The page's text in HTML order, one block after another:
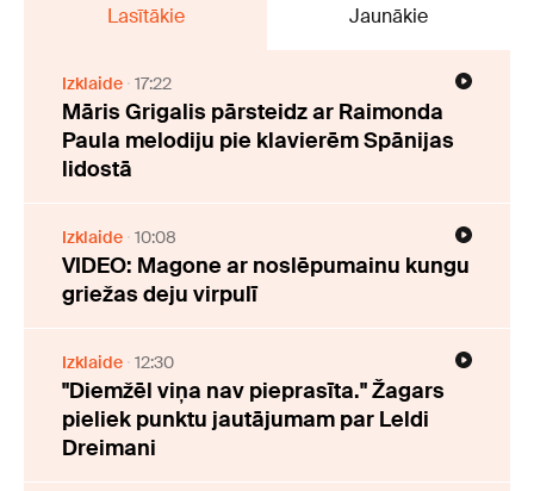
Lasītākie Jaunākie
Izklaide 17:22
Māris Grigalis pārsteidz ar Raimonda
Paula melodiju pie klavierēm Spānijas
lidostā
Izklaide 10:08
VIDEO: Magone ar noslēpumainu kungu
griežas deju virpulī
Izklaide 12:30
"Diemžēl viņa nav pieprasīta." Žagars
pieliek punktu jautājumam par Leldi
Dreimani